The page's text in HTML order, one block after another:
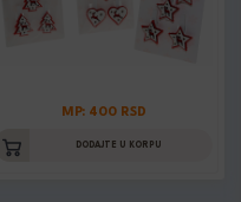
MP: 400 RSD
DODAJTE U KORPU